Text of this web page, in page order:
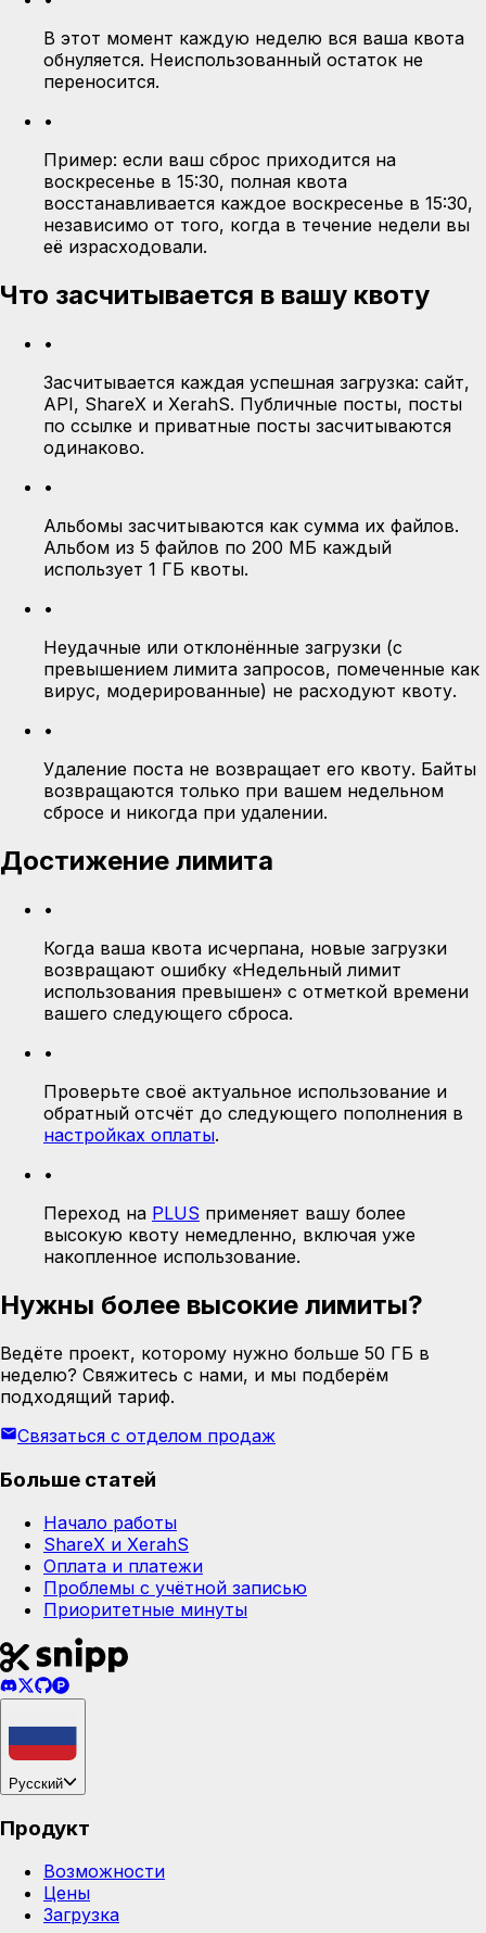
В этот момент каждую неделю вся ваша квота
обнуляется. Неиспользованный остаток не
переносится.
•
Пример: если ваш сброс приходится на
воскресенье в 15:30, полная квота
восстанавливается каждое воскресенье в 15:30,
независимо от того, когда в течение недели вы
её израсходовали.
Что засчитывается в вашу квоту
•
Засчитывается каждая успешная загрузка: сайт,
API, ShareX и XerahS. Публичные посты, посты
по ссылке и приватные посты засчитываются
одинаково.
•
Альбомы засчитываются как сумма их файлов.
Альбом из 5 файлов по 200 МБ каждый
использует 1 ГБ квоты.
•
Неудачные или отклонённые загрузки (с
превышением лимита запросов, помеченные как
вирус, модерированные) не расходуют квоту.
•
Удаление поста не возвращает его квоту. Байты
возвращаются только при вашем недельном
сбросе и никогда при удалении.
Достижение лимита
•
Когда ваша квота исчерпана, новые загрузки
возвращают ошибку «Недельный лимит
использования превышен» с отметкой времени
вашего следующего сброса.
•
Проверьте своё актуальное использование и
обратный отсчёт до следующего пополнения в
настройках оплаты.
•
Переход на PLUS применяет вашу более
высокую квоту немедленно, включая уже
накопленное использование.
Нужны более высокие лимиты?
Ведёте проект, которому нужно больше 50 ГБ в
неделю? Свяжитесь с нами, и мы подберём
подходящий тариф.
Связаться с отделом продаж
Больше статей
Начало работы
ShareX и XerahS
Оплата и платежи
Проблемы с учётной записью
Приоритетные минуты
Русский
Продукт
Возможности
Цены
Загрузка